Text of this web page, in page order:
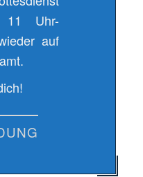
11 Uhr-
auf